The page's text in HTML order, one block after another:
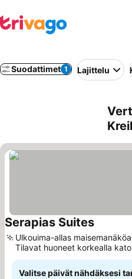
Suodattimet 1 Lajittelu
Serapias SuitesKatso
Ulkouima-allas
Tilavat huoneet korkealla
Valitse päivät nähdäksesi